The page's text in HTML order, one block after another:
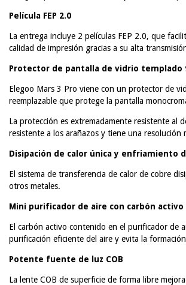
Película FEP 2.0
La entrega incluye 2 películas FEP 2.0, que
calidad de impresión gracias a su alta
Protector de pantalla de vidrio templado
Elegoo Mars 3 Pro viene con un protector de
reemplazable que protege la pantalla
La protección es extremadamente resistente al
resistente a los arañazos y tiene una resolución
Disipación de calor única y enfriamiento
El sistema de transferencia de calor de cobre
otros metales.
Mini purificador de aire con carbón activo
El carbón activo contenido en el purificador de
purificación eficiente del aire y evita la
Potente fuente de luz COB
La lente COB de superficie de forma libre